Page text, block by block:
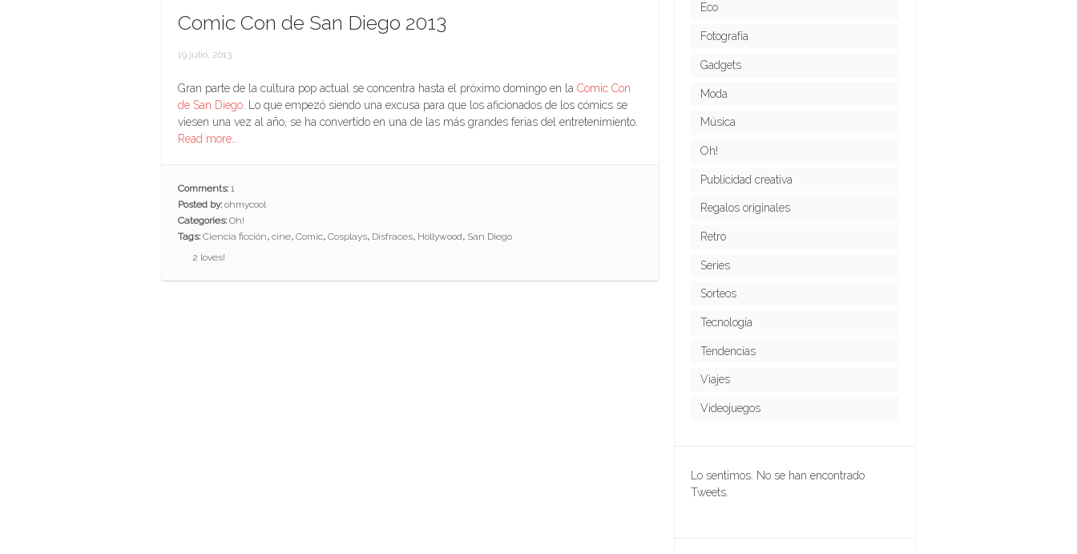
Comic Con de San Diego 2013
19 julio, 2013
Gran parte de la cultura pop actual se concentra hasta el próximo domingo en la Comic Con
de San Diego . Lo que empezó siendo una excusa para que los aficionados de los cómics se
viesen una vez al año, se ha convertido en una de las más grandes ferias del entretenimiento.
Read more…
Comments: 1
Posted by: ohmycool
Categories: Oh!
Tags: Ciencia ficción, cine, Comic, Cosplays, Disfraces, Hollywood, San Diego
2 loves!
Eco
Fotografía
Gadgets
Moda
Música
Oh!
Publicidad creativa
Regalos originales
Retro
Series
Sorteos
Tecnología
Tendencias
Viajes
Videojuegos
Lo sentimos. No se han encontrado
Tweets.